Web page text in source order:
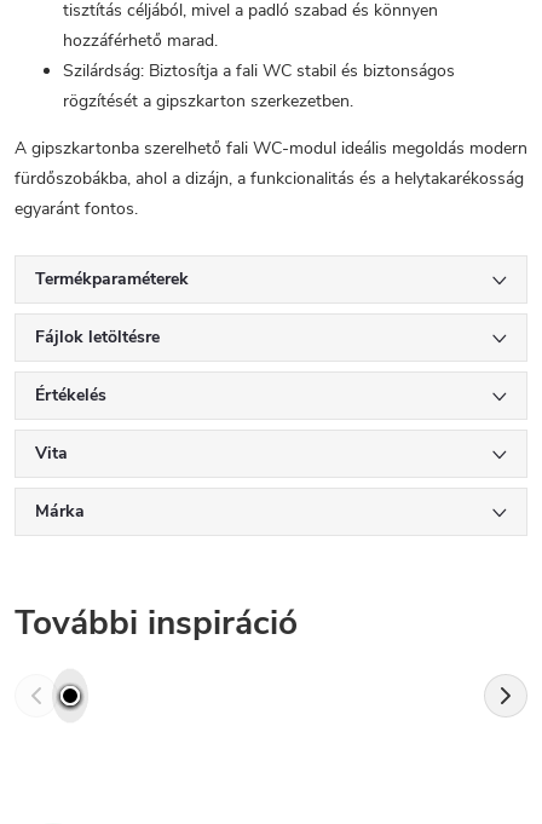
tisztítás céljából, mivel a padló szabad és könnyen
hozzáférhető marad.
Szilárdság: Biztosítja a fali WC stabil és biztonságos
rögzítését a gipszkarton szerkezetben.
A gipszkartonba szerelhető fali WC-modul ideális megoldás modern
fürdőszobákba, ahol a dizájn, a funkcionalitás és a helytakarékosság
egyaránt fontos.
Termékparaméterek
Fájlok letöltésre
Értékelés
Vita
Márka
További inspiráció